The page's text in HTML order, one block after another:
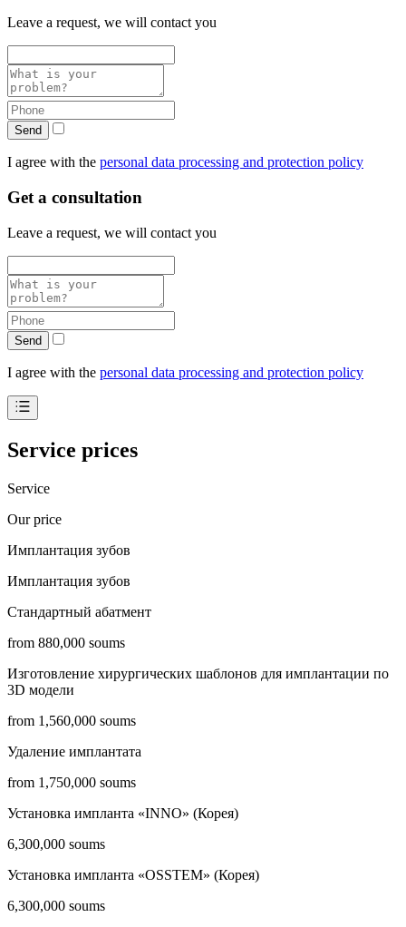
Leave a request, we will contact you
Send
I agree with the personal data processing and protection policy
Get a consultation
Leave a request, we will contact you
Send
I agree with the personal data processing and protection policy
Service prices
Service
Our price
Имплантация зубов
Имплантация зубов
Стандартный абатмент
from 880,000 soums
Изготовление хирургических шаблонов для имплантации по
3D модели
from 1,560,000 soums
Удаление имплантата
from 1,750,000 soums
Установка импланта «INNO» (Корея)
6,300,000 soums
Установка импланта «OSSTEM» (Корея)
6,300,000 soums